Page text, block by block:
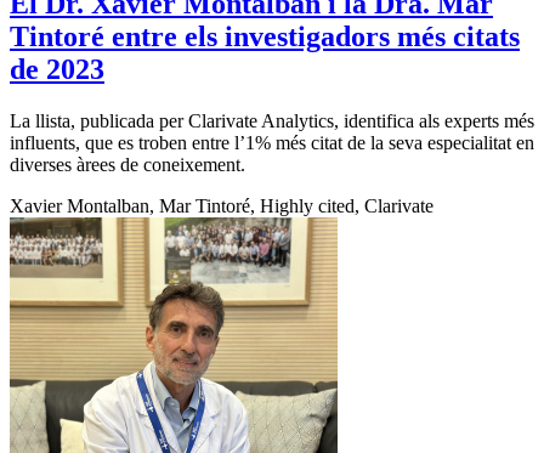
Tintoré entre els investigadors més citats
de 2023
La llista, publicada per Clarivate Analytics, identifica als experts més
influents, que es troben entre l’1% més citat de la seva especialitat en
diverses àrees de coneixement.
Xavier Montalban, Mar Tintoré, Highly cited, Clarivate